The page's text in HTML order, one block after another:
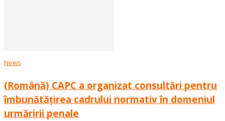
News
(Română) CAPC a organizat consultări pentru
îmbunătățirea cadrului normativ în domeniul
urmăririi penale